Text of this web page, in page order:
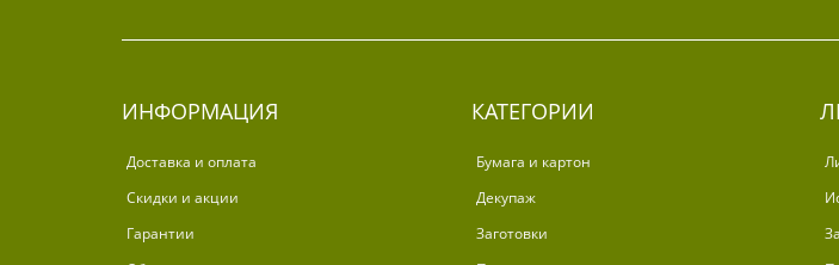
ИНФОРМАЦИЯ
Доставка и оплата
Скидки и акции
Гарантии
КАТЕГОРИИ
Бумага и картон
Декупаж
Заготовки